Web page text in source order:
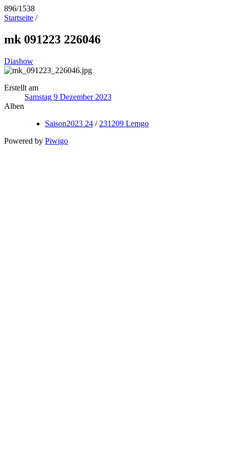
896/1538
Startseite /
mk 091223 226046
Diashow
Erstellt am
Samstag 9 Dezember 2023
Alben
Saison2023 24 / 231209 Lemgo
Powered by Piwigo